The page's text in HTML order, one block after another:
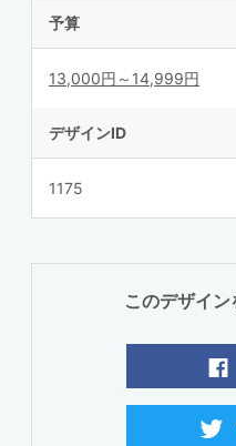
予算
13,000円～14,999円
デザインID
1175
このデザイ